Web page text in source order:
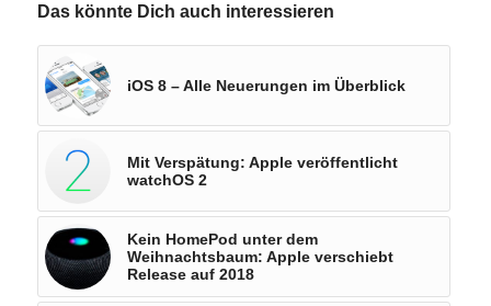
Das könnte Dich auch interessieren
iOS 8 – Alle Neuerungen im Überblick
Mit Verspätung: Apple veröffentlicht
watchOS 2
Kein HomePod unter dem
Weihnachtsbaum: Apple verschiebt
Release auf 2018